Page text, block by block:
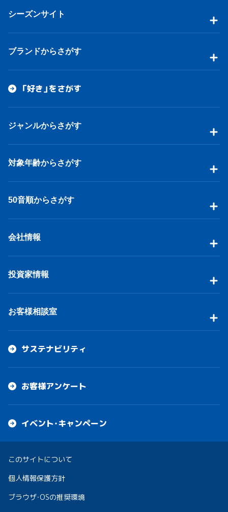
シーズンサイト
ブランドからさがす
「好き」をさがす
ジャンルからさがす
対象年齢からさがす
50音順からさがす
会社情報
投資家情報
お客様相談室
サステナビリティ
お客様アンケート
イベント・キャンペーン
このサイトについて
個人情報保護方針
ブラウザ・OSの推奨環境